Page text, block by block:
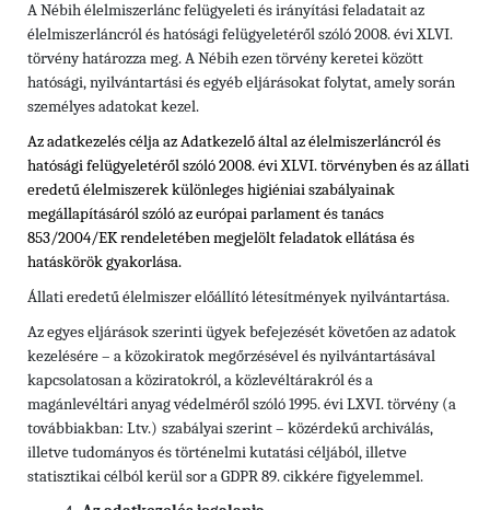
A Nébih élelmiszerlánc felügyeleti és irányítási feladatait az
élelmiszerláncról és hatósági felügyeletéről szóló 2008. évi XLVI.
törvény határozza meg. A Nébih ezen törvény keretei között
hatósági, nyilvántartási és egyéb eljárásokat folytat, amely során
személyes adatokat kezel.
Az adatkezelés célja az Adatkezelő által az élelmiszerláncról és
hatósági felügyeletéről szóló 2008. évi XLVI. törvényben ésaz állati
eredetű élelmiszerek különleges higiéniai szabályainak
megállapításáról szóló az európai parlament és tanács
853/2004/EK rendeletébenmegjelölt feladatok ellátása és
hatáskörök gyakorlása.
Állati eredetű élelmiszer előállító létesítmények nyilvántartása.
Az egyes eljárások szerinti ügyek befejezését követően az adatok
kezelésére – a közokiratok megőrzésével és nyilvántartásával
kapcsolatosan a köziratokról, a közlevéltárakról és a
magánlevéltári anyag védelméről szóló 1995. évi LXVI. törvény (a
továbbiakban: Ltv.) szabályai szerint – közérdekű archiválás,
illetve tudományos és történelmi kutatási céljából, illetve
statisztikai célból kerül sor a GDPR 89. cikkére figyelemmel.